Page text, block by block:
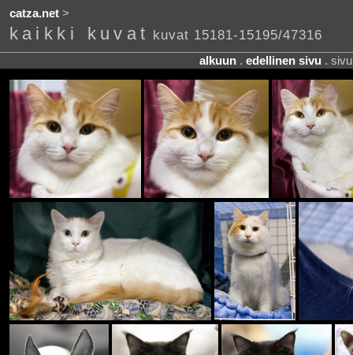
catza.net>
kaikki kuvat kuvat 15181-15195/47316
alkuun . edellinen sivu .